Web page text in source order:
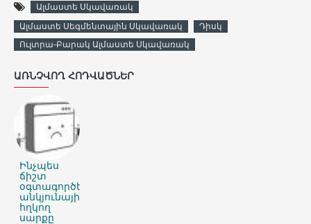
Ալմաստե Սկավառակ
Ալմաստե Սեգմենտային Սկավառակ
Դիսկ
Ուլտրա-Բարակ Ալմաստե Սկավառակ
ԱՌՆՉՎՈՂ ՀՈԴՎԱԾՆԵՐ
Ինչպես
ճիշտ
օգտագործել
անկյունային
հղկող
սարքը